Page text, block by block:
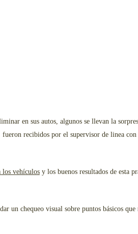
en sus autos, algunos se llevan la
recibidos por el supervisor de linea
los vehículos y los buenos resultados de esta
dar un chequeo visual sobre puntos básicos que